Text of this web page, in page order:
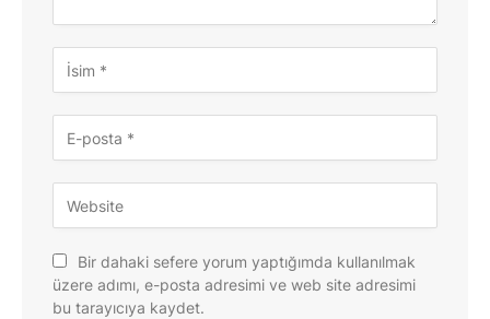
Bir dahaki sefere yorum yaptığımda kullanılmak
üzere adımı, e-posta adresimi ve web site adresimi
bu tarayıcıya kaydet.